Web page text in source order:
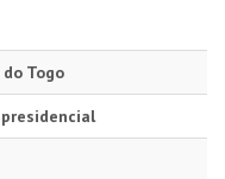
Togo